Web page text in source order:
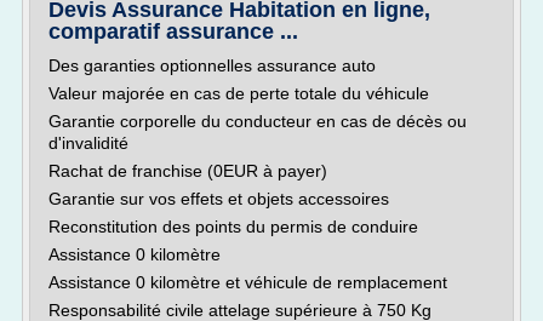
Devis Assurance Habitation en ligne,
comparatif assurance ...
Des garanties optionnelles assurance auto
Valeur majorée en cas de perte totale du véhicule
Garantie corporelle du conducteur en cas de décès ou
d'invalidité
Rachat de franchise (0EUR à payer)
Garantie sur vos effets et objets accessoires
Reconstitution des points du permis de conduire
Assistance 0 kilomètre
Assistance 0 kilomètre et véhicule de remplacement
Responsabilité civile attelage supérieure à 750 Kg